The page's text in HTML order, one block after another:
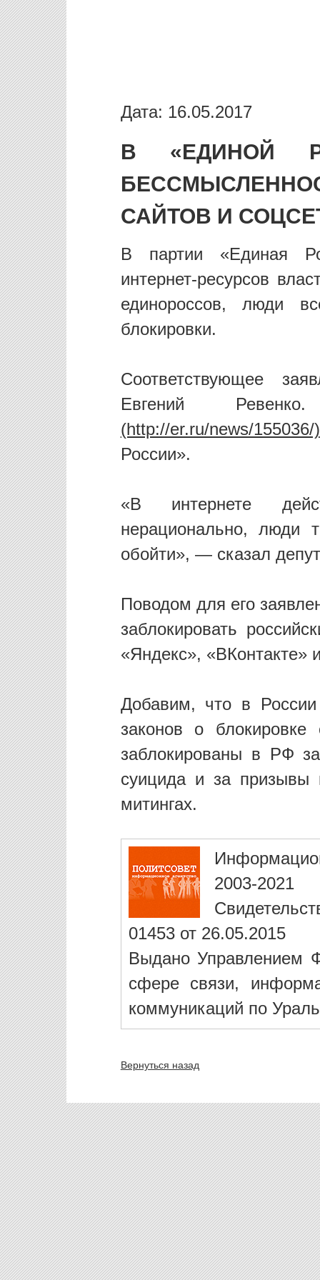
Дата: 16.05.2017
В «ЕДИНОЙ
САЙТОВ И
В партии «Единая
интернет-ресурсов
единороссов, люди
блокировки.
Соответствующее
Евгений
России».
«В интернете
нерационально, люди
обойти», — сказал
Поводом для его
заблокировать
«Яндекс», «ВКонтакте»
Добавим, что в России
законов о
заблокированы в РФ за
суицида и за призывы
митингах.
2003-2021
01453 от 26.05.2015
Выдано Управлением
сфере связи,
коммуникаций по
Вернуться назад